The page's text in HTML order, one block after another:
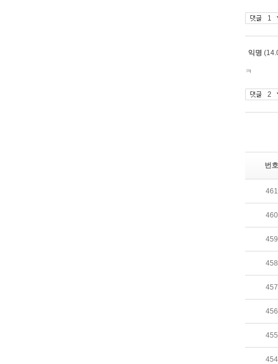
번호
461
460
459
458
457
456
455
454